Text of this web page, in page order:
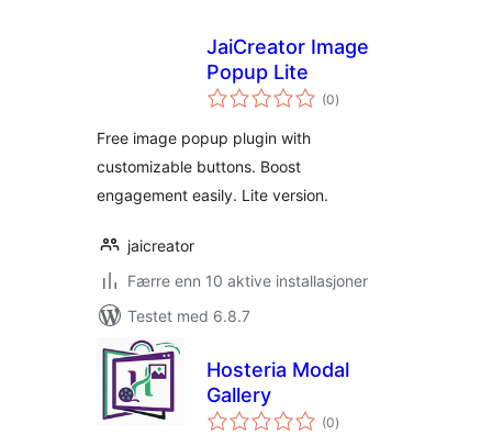
JaiCreator Image
Popup Lite
(0totale
vurderinger
)
Free image popup plugin with
customizable buttons. Boost
engagement easily. Lite version.
jaicreator
Færre enn 10 aktive installasjoner
Testet med 6.8.7
Hosteria Modal
Gallery
(0totale
vurderinger
)